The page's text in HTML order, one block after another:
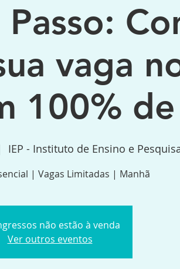
Passo:
vaga
100%
IEP - Instituto de Ensino e
| Vagas Limitadas | Manhã
não estão à venda
Ver outros eventos